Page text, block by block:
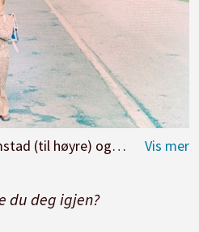
på første skoledag.
du deg igjen?